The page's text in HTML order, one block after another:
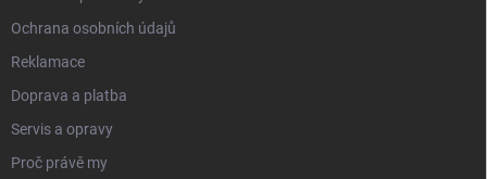
Ochrana osobních údajů
Reklamace
Doprava a platba
Servis a opravy
Proč právě my